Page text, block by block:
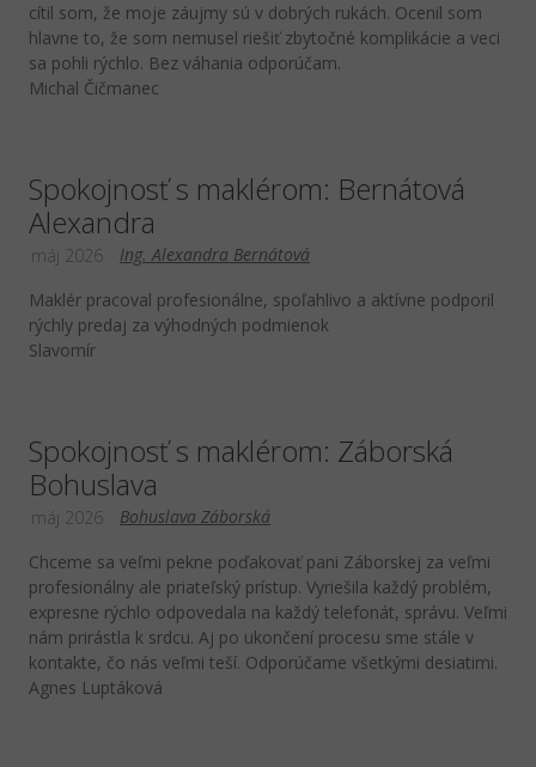
cítil som, že moje záujmy sú v dobrých rukách. Ocenil som
hlavne to, že som nemusel riešiť zbytočné komplikácie a veci
sa pohli rýchlo. Bez váhania odporúčam.
Michal Čičmanec
Spokojnosť s maklérom: Bernátová
Alexandra
Ing. Alexandra Bernátová
máj 2026
Maklér pracoval profesionálne, spoľahlivo a aktívne podporil
rýchly predaj za výhodných podmienok
Slavomír
Spokojnosť s maklérom: Záborská
Bohuslava
Bohuslava Záborská
máj 2026
Chceme sa veľmi pekne poďakovať pani Záborskej za veľmi
profesionálny ale priateľský prístup. Vyriešila každý problém,
expresne rýchlo odpovedala na každý telefonát, správu. Veľmi
nám prirástla k srdcu. Aj po ukončení procesu sme stále v
kontakte, čo nás veľmi teší. Odporúčame všetkými desiatimi.
Agnes Luptáková